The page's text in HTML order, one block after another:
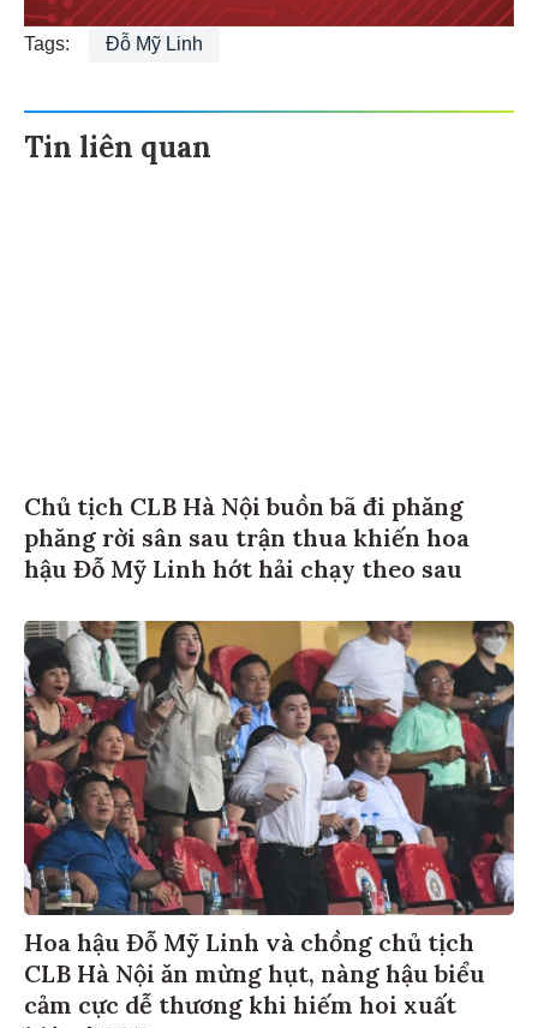
Tags: Đỗ Mỹ Linh
Tin liên quan
Chủ tịch CLB Hà Nội buồn bã đi phăng
phăng rời sân sau trận thua khiến hoa
hậu Đỗ Mỹ Linh hớt hải chạy theo sau
Hoa hậu Đỗ Mỹ Linh và chồng chủ tịch
CLB Hà Nội ăn mừng hụt, nàng hậu biểu
cảm cực dễ thương khi hiếm hoi xuất